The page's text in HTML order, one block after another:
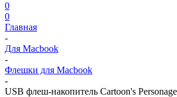
0
0
Главная
-
Для Macbook
-
Флешки для Macbook
-
USB флеш-накопитель Cartoon's